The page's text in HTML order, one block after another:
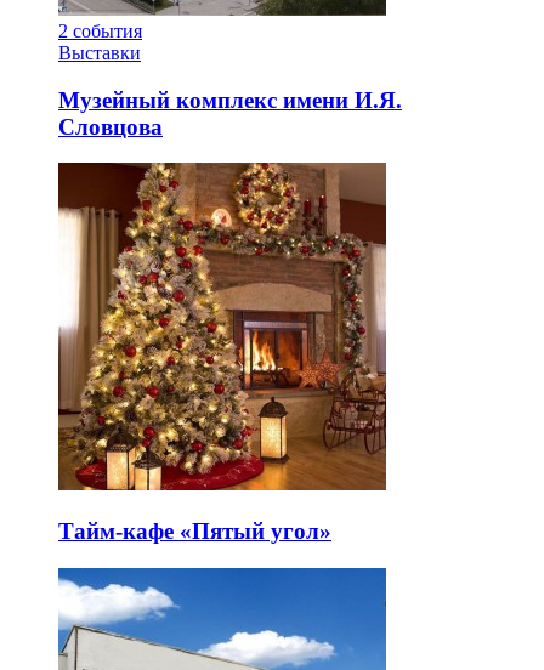
2 события
Выставки
Музейный комплекс имени И.Я.
Словцова
Тайм-кафе «Пятый угол»